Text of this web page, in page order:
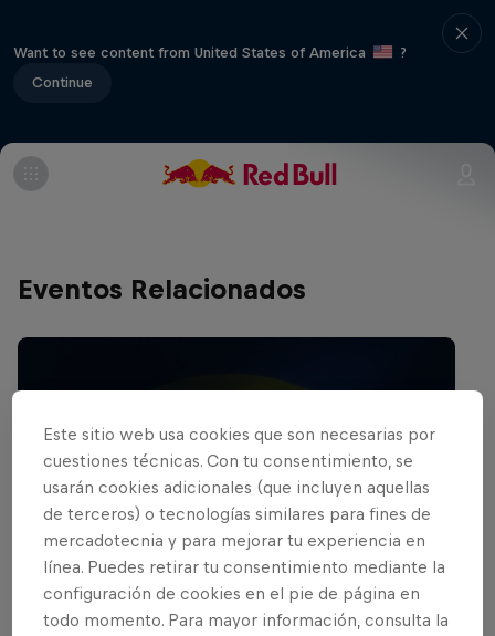
Want to see content from United States of America
?
Continue
Eventos Relacionados
Este sitio web usa cookies que son necesarias por
cuestiones técnicas. Con tu consentimiento, se
usarán cookies adicionales (que incluyen aquellas
de terceros) o tecnologías similares para fines de
mercadotecnia y para mejorar tu experiencia en
línea. Puedes retirar tu consentimiento mediante la
configuración de cookies en el pie de página en
todo momento. Para mayor información, consulta la